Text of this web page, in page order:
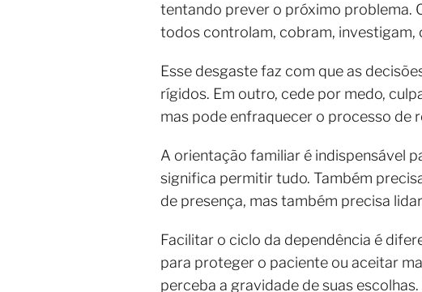
tentando prever o próximo problema.
todos controlam, cobram, investigam,
Esse desgaste faz com que as
rígidos. Em outro, cede por medo,
mas pode enfraquecer o processo de
A orientação familiar é indispensável
significa permitir tudo. Também
de presença, mas também precisa
Facilitar o ciclo da dependência é
para proteger o paciente ou aceitar
perceba a gravidade de suas